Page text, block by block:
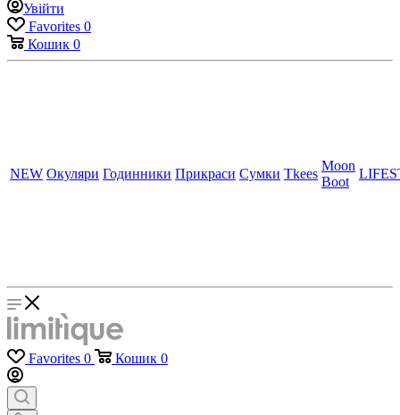
Увійти
Favorites 0
Кошик 0
NEW Окуляри Годинники Прикраси Сумки Tkees
Moon
Boot
Favorites 0 Кошик 0